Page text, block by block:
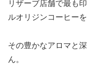
リザーブ店舗で最も
ルオリジンコーヒー
その豊かなアロマと
ん。